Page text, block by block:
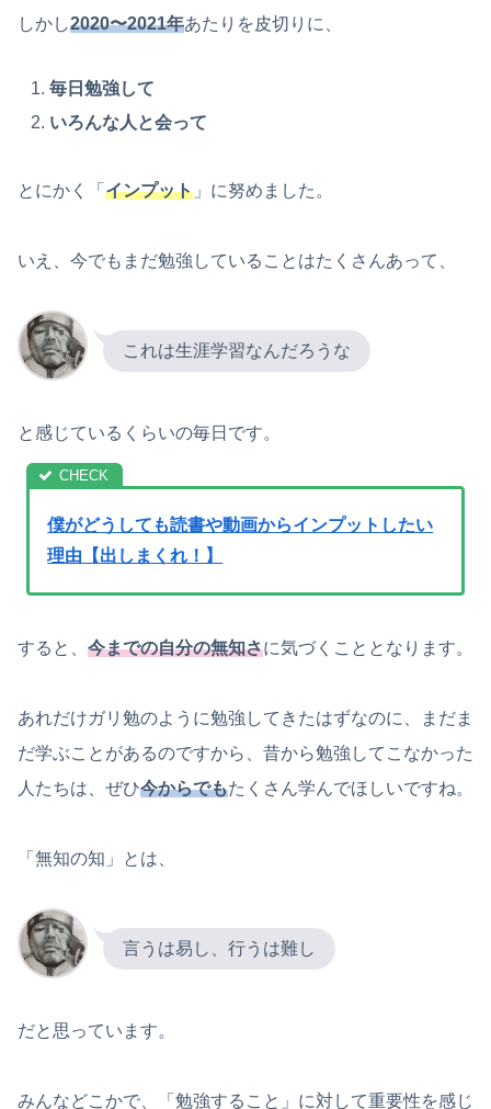
しかし2020〜2021年あたりを皮切りに、
毎日勉強して
いろんな人と会って
とにかく「 インプット 」に努めました。
いえ、今でもまだ勉強していることはたくさんあって、
これは生涯学習なんだろうな
と感じているくらいの毎日です。
僕がどうしても読書や動画からインプットしたい
理由【出しまくれ！】
すると、 今までの自分の無知さに気づくこととなります。
あれだけガリ勉のように勉強してきたはずなのに、まだま
だ学ぶことがあるのですから、昔から勉強してこなかった
人たちは、ぜひ今からでもたくさん学んでほしいですね。
「無知の知」とは、
言うは易し、行うは難し
だと思っています。
みんなどこかで、「勉強すること」に対して重要性を感じ